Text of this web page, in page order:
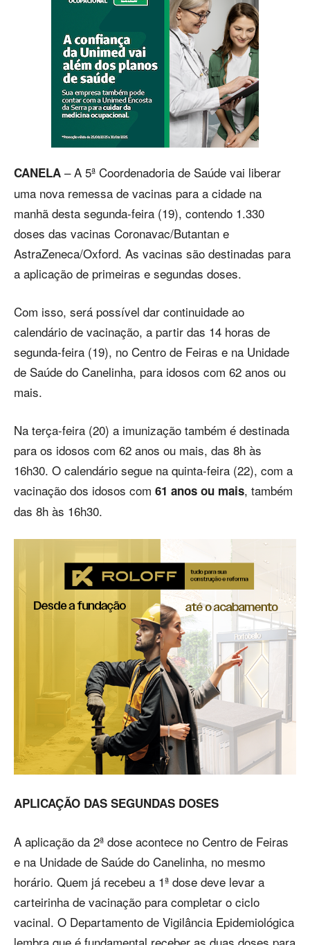
CANELA – A 5ª Coordenadoria de Saúde vai liberar
uma nova remessa de vacinas para a cidade na
manhã desta segunda-feira (19), contendo 1.330
doses das vacinas Coronavac/Butantan e
AstraZeneca/Oxford. As vacinas são destinadas para
a aplicação de primeiras e segundas doses.
Com isso, será possível dar continuidade ao
calendário de vacinação, a partir das 14 horas de
segunda-feira (19), no Centro de Feiras e na Unidade
de Saúde do Canelinha, para idosos com 62 anos ou
mais.
Na terça-feira (20) a imunização também é destinada
para os idosos com 62 anos ou mais, das 8h às
16h30. O calendário segue na quinta-feira (22), com a
vacinação dos idosos com 61 anos ou mais, também
das 8h às 16h30.
APLICAÇÃO DAS SEGUNDAS DOSES
A aplicação da 2ª dose acontece no Centro de Feiras
e na Unidade de Saúde do Canelinha, no mesmo
horário. Quem já recebeu a 1ª dose deve levar a
carteirinha de vacinação para completar o ciclo
vacinal. O Departamento de Vigilância Epidemiológica